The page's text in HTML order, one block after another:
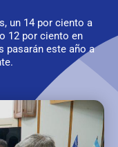
un 14 por ciento a
12 por ciento en
pasarán este año a